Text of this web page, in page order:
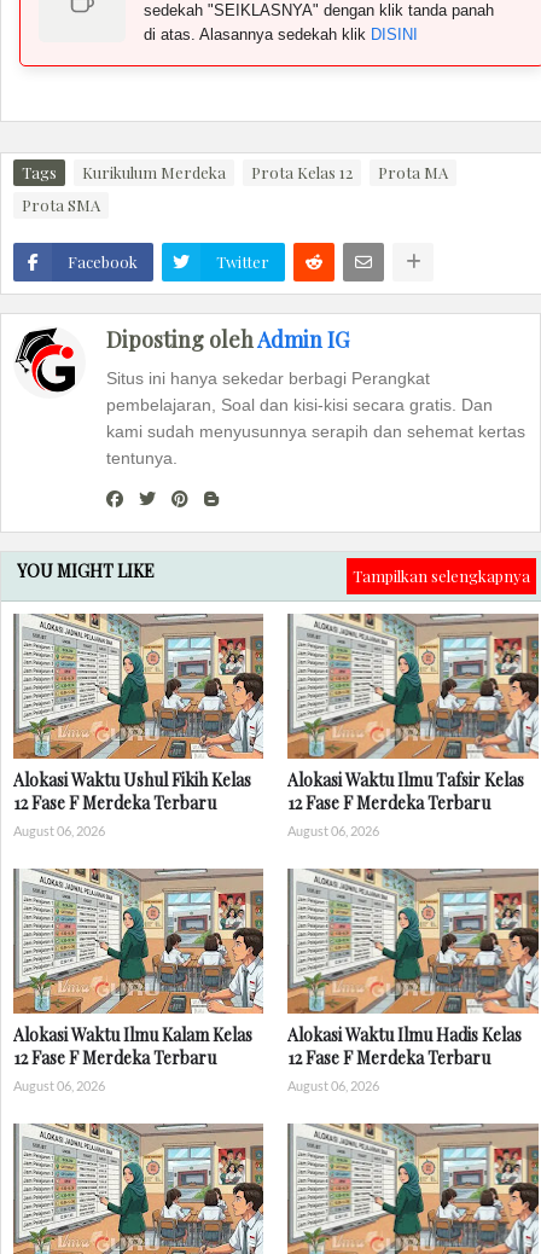
sedekah "SEIKLASNYA" dengan klik tanda panah
di atas. Alasannya sedekah klik DISINI
Tags Kurikulum Merdeka Prota Kelas 12
Prota MA
Prota SMA
Facebook Twitter
Diposting olehAdmin IG
Situs ini hanya sekedar berbagi Perangkat
pembelajaran, Soal dan kisi-kisi secara gratis. Dan
kami sudah menyusunnya serapih dan sehemat kertas
tentunya.
YOU MIGHT LIKE Tampilkan selengkapnya
Alokasi Waktu Ushul Fikih Kelas
12 Fase F Merdeka Terbaru
August 06, 2026
Alokasi Waktu Ilmu Tafsir Kelas
12 Fase F Merdeka Terbaru
August 06, 2026
Alokasi Waktu Ilmu Kalam Kelas
12 Fase F Merdeka Terbaru
August 06, 2026
Alokasi Waktu Ilmu Hadis Kelas
12 Fase F Merdeka Terbaru
August 06, 2026